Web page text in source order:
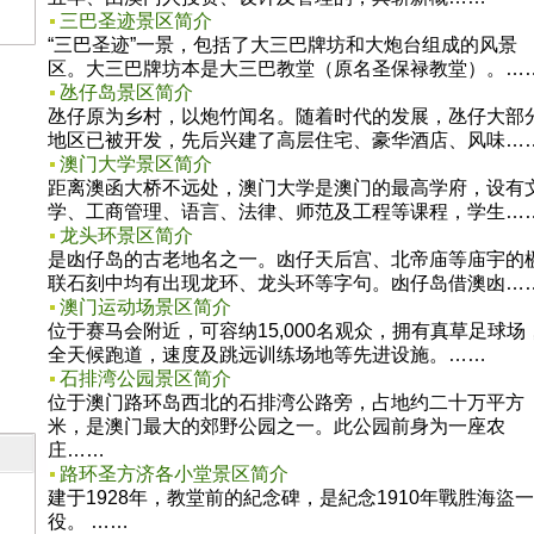
三巴圣迹景区简介
“三巴圣迹”一景，包括了大三巴牌坊和大炮台组成的风景
区。大三巴牌坊本是大三巴教堂（原名圣保禄教堂）。
氹仔岛景区简介
氹仔原为乡村，以炮竹闻名。随着时代的发展，氹仔大部
地区已被开发，先后兴建了高层住宅、豪华酒店、风味
澳门大学景区简介
距离澳函大桥不远处，澳门大学是澳门的最高学府，设有
学、工商管理、语言、法律、师范及工程等课程，学生
龙头环景区简介
是凼仔岛的古老地名之一。凼仔天后宫、北帝庙等庙宇的
联石刻中均有出现龙环、龙头环等字句。凼仔岛借澳凼
澳门运动场景区简介
位于赛马会附近，可容纳15,000名观众，拥有真草足球场
全天候跑道，速度及跳远训练场地等先进设施。……
石排湾公园景区简介
位于澳门路环岛西北的石排湾公路旁，占地约二十万平方
米，是澳门最大的郊野公园之一。此公园前身为一座农
庄……
路环圣方济各小堂景区简介
建于1928年，教堂前的紀念碑，是紀念1910年戰胜海盜一
役。 ……